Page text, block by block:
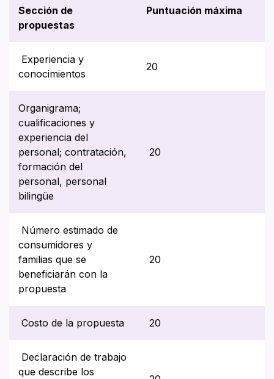
Sección de
propuestas
Puntuación máxima
Experiencia y
conocimientos
20
Organigrama;
cualificaciones y
experiencia del
personal; contratación,
formación del
personal, personal
bilingüe
20
Número estimado de
consumidores y
familias que se
beneficiarán con la
propuesta
20
Costo de la propuesta 20
Declaración de trabajo
que describe los